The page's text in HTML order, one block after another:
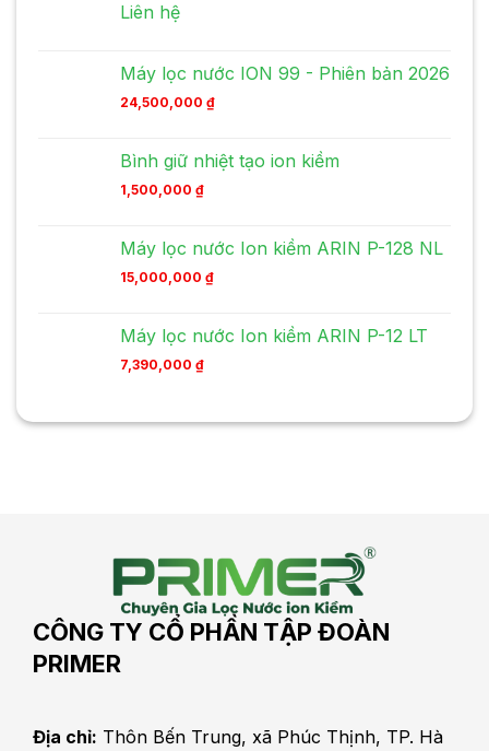
Liên hệ
Máy lọc nước ION 99 - Phiên bản 2026
24,500,000 ₫
Bình giữ nhiệt tạo ion kiềm
1,500,000 ₫
Máy lọc nước Ion kiềm ARIN P-128 NL
15,000,000 ₫
Máy lọc nước Ion kiềm ARIN P-12 LT
7,390,000 ₫
CÔNG TY CỔ PHẦN TẬP ĐOÀN
PRIMER
Địa chỉ: Thôn Bến Trung, xã Phúc Thịnh, TP. Hà